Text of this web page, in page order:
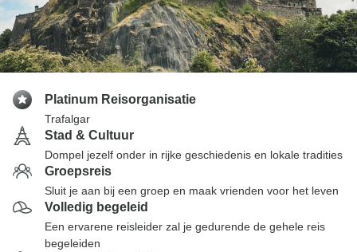
Platinum Reisorganisatie
Trafalgar
Stad & Cultuur
Dompel jezelf onder in rijke geschiedenis en lokale tradities
Groepsreis
Sluit je aan bij een groep en maak vrienden voor het leven
Volledig begeleid
Een ervarene reisleider zal je gedurende de gehele reis
begeleiden